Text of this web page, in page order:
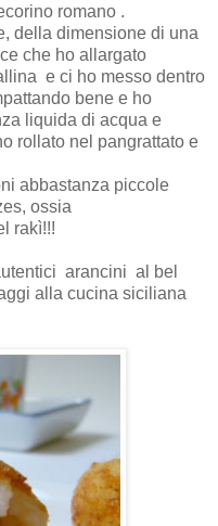
romano .
della dimensione di una
che ho allargato
e ci ho messo dentro
bene e ho
liquida di acqua e
rollato nel pangrattato e
abbastanza piccole
ossia
rakì!!!
arancini al bel
alla cucina siciliana